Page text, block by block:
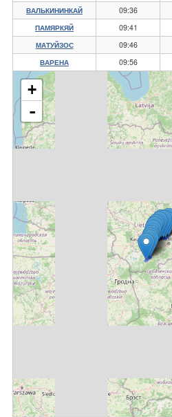
ВАЛЬКИНИНКАЙ 09:36
ПАМЯРКЯЙ 09:41
МАТУЙЗОС 09:46
ВАРЕНА 09:56
+
-